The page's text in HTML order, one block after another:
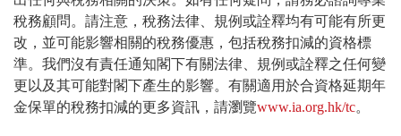
稅務顧問。請注意，稅務法律、規例或詮釋均有可能有所更
改，並可能影響相關的稅務優惠，包括稅務扣減的資格標
準。我們沒有責任通知閣下有關法律、規例或詮釋之任何變
更以及其可能對閣下產生的影響。有關適用於合資格延期年
金保單的稅務扣減的更多資訊，請瀏覽www.ia.org.hk/tc。